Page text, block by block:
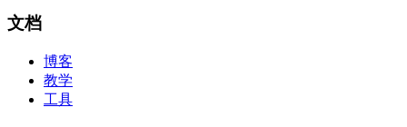
文档
博客
教学
工具